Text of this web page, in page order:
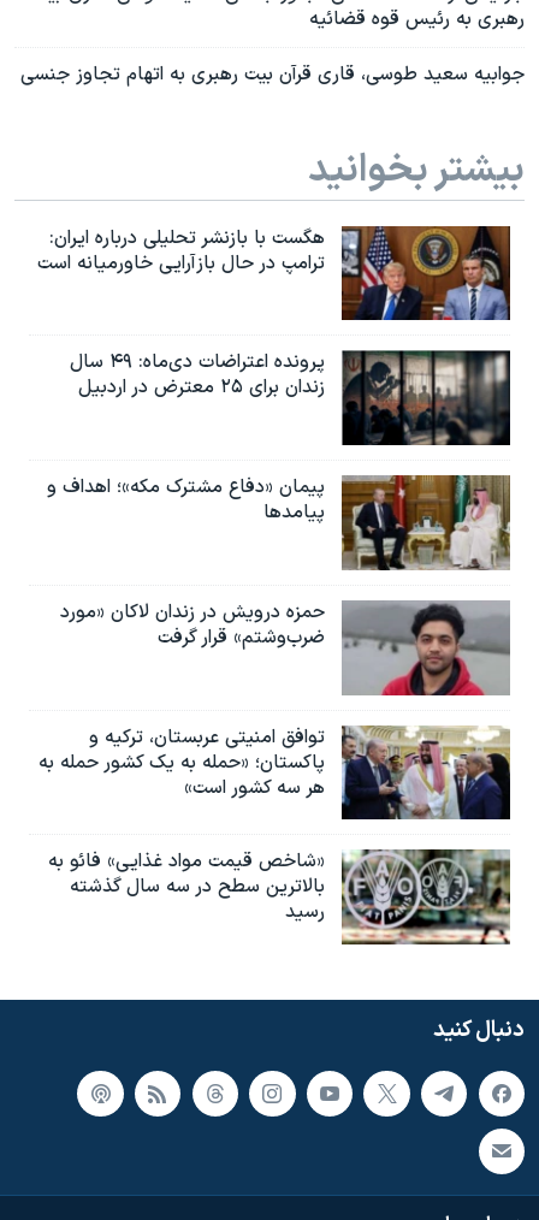
رهبری به رئيس ‌قوه قضائيه
جوابیه سعید طوسی، قاری قرآن بیت رهبری به اتهام تجاوز جنسی
بیشتر بخوانید
هگست با بازنشر تحلیلی درباره ایران:
ترامپ در حال بازآرایی خاورمیانه است
پرونده اعتراضات دی‌ماه: ۴۹ سال
زندان برای ۲۵ معترض در اردبیل
پیمان «دفاع مشترک مکه»؛ اهداف و
پیامدها
حمزه درویش در زندان لاکان «مورد
ضرب‌وشتم» قرار گرفت
توافق امنیتی عربستان، ترکیه و
پاکستان؛ «حمله به یک کشور حمله به
هر سه کشور است»
«شاخص قیمت مواد غذایی» فائو به
بالاترین سطح در سه سال گذشته
رسید
دنبال کنید